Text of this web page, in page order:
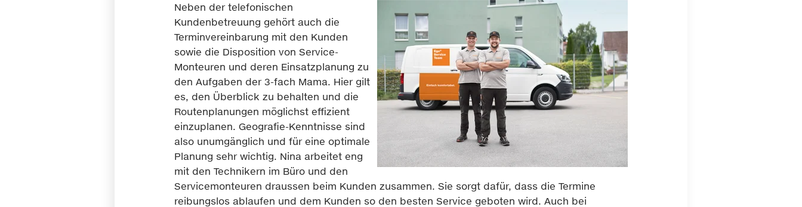
Neben der telefonischen
Kundenbetreuung gehört auch die
Terminvereinbarung mit den Kunden
sowie die Disposition von Service-
Monteuren und deren Einsatzplanung zu
den Aufgaben der 3-fach Mama. Hier gilt
es, den Überblick zu behalten und die
Routenplanungen möglichst effizient
einzuplanen. Geografie-Kenntnisse sind
also unumgänglich und für eine optimale
Planung sehr wichtig. Nina arbeitet eng
mit den Technikern im Büro und den
Servicemonteuren draussen beim Kunden zusammen. Sie sorgt dafür, dass die Termine
reibungslos ablaufen und dem Kunden so den besten Service geboten wird. Auch bei